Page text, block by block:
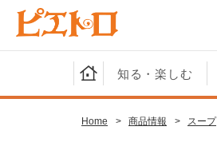
知る・楽しむ
Home > 商品情報 > スープ